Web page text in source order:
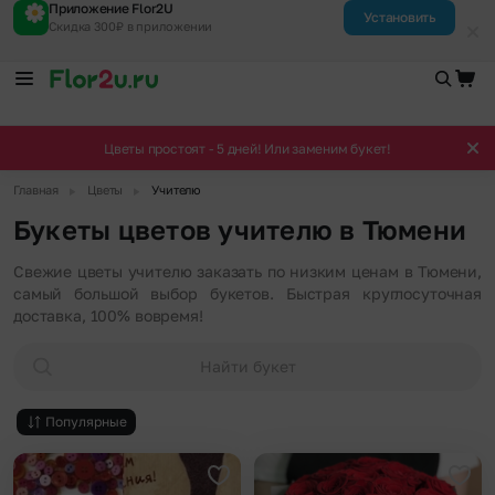
Приложение Flor2U
Скидка 300₽ в приложении
Установить
Цветы простоят - 5 дней! Или заменим букет!
Главная Цветы Учителю
Букеты цветов учителю в Тюмени
Свежие цветы учителю заказать по низким ценам в Тюмени,
самый большой выбор букетов. Быстрая круглосуточная
доставка, 100% вовремя!
Найти букет
Популярные